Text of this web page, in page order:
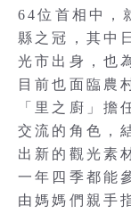
64位首相中，
縣之冠，其中
光市出身，也
目前也面臨農
「里之廚」擔
交流的角色，
出新的觀光素
一年四季都能
由媽媽們親手